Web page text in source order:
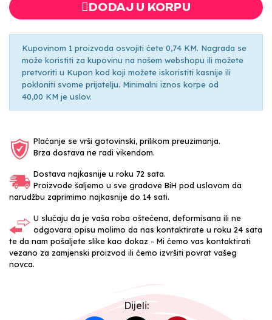
DODAJ U KORPU
Kupovinom 1 proizvoda osvojiti ćete 0,74 KM. Nagrada se
može koristiti za kupovinu na našem webshopu ili možete
pretvoriti u Kupon kod koji možete iskoristiti kasnije ili
pokloniti svome prijatelju. Minimalni iznos korpe od
40,00 KM je uslov.
Plaćanje se vrši gotovinski, prilikom preuzimanja.
Brza dostava ne radi vikendom.
Dostava najkasnije u roku 72 sata.
Proizvode šaljemo u sve gradove BiH pod uslovom da
narudžbu zaprimimo najkasnije do 14 sati.
U slučaju da je vaša roba oštećena, deformisana ili ne
odgovara opisu molimo da nas kontaktirate u roku 24 sata
te da nam pošaljete slike kao dokaz - Mi ćemo vas kontaktirati
vezano za zamjenski proizvod ili ćemo izvršiti povrat vašeg
novca.
Dijeli: